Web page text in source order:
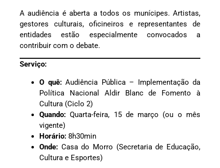
A audiência é aberta a todos os munícipes. Artistas,
gestores culturais, oficineiros e representantes de
entidades estão especialmente convocados a
contribuir com o debate.
Serviço:
O quê:Audiência Pública – Implementação da
Política Nacional Aldir Blanc de Fomento à
Cultura (Ciclo 2)
Quando: Quarta-feira, 15 de março (ou o mês
vigente)
Horário: 8h30min
Onde: Casa do Morro (Secretaria de Educação,
Cultura e Esportes)